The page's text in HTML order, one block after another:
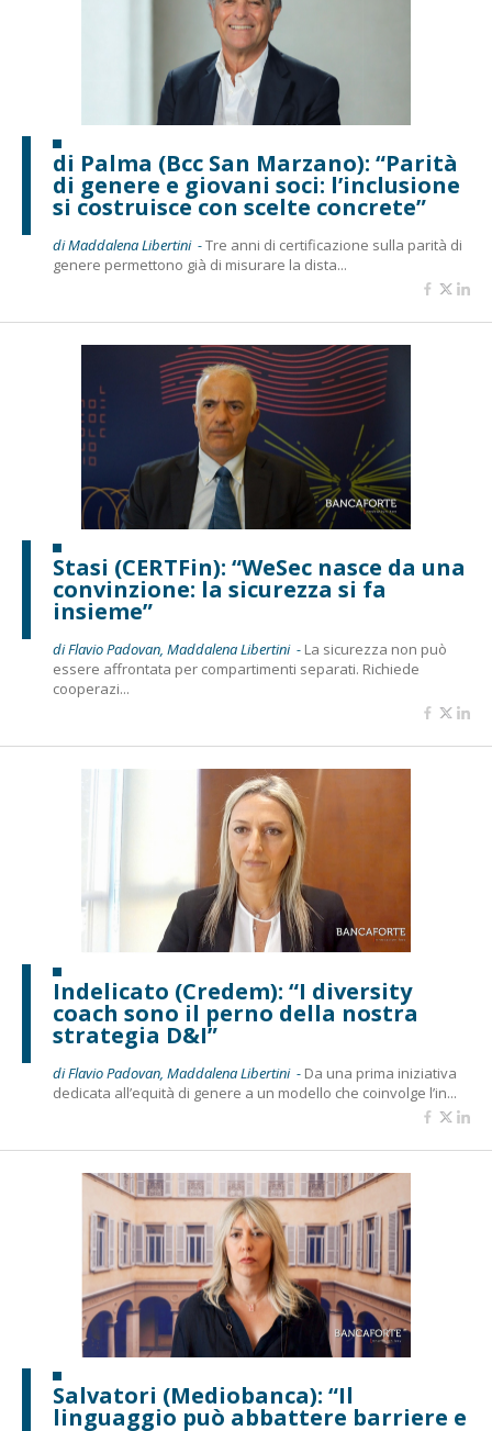
di Palma (Bcc San Marzano): “Parità
di genere e giovani soci: l’inclusione
si costruisce con scelte concrete”
di Maddalena Libertini -Tre anni di certificazione sulla parità di
genere permettono già di misurare la dista...
Stasi (CERTFin): “WeSec nasce da una
convinzione: la sicurezza si fa
insieme”
di Flavio Padovan, Maddalena Libertini - La sicurezza non può
essere affrontata per compartimenti separati. Richiede
cooperazi...
Indelicato (Credem): “I diversity
coach sono il perno della nostra
strategia D&I”
di Flavio Padovan, Maddalena Libertini - Da una prima iniziativa
dedicata all’equità di genere a un modello che coinvolge l’in...
Salvatori (Mediobanca): “Il
linguaggio può abbattere barriere e